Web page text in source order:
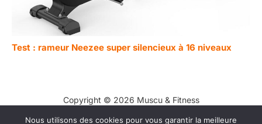
Test : rameur Neezee super silencieux à 16 niveaux
Copyright © 2026 Muscu & Fitness
Contact
Nous utilisons des cookies pour vous garantir la meilleure